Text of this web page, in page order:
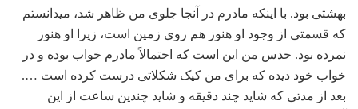
بهشتی بود. با اینکه مادرم در آنجا جلوی من ظاهر شد، می‏دانستم
که قسمتی از وجود او هنوز هم روی زمین است، زیرا او هنوز
نمرده بود. حدس من این است که احتمالاً مادرم خواب بوده و در
خواب خود دیده که برای من کیک شکلاتی درست کرده است ….
بعد از مدتی که شاید چند دقیقه و شاید چندین ساعت از این